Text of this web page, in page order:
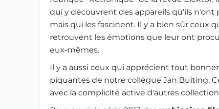
qui y découvrent des appareils qu'ils n'ont
mais qui les fascinent. Il y a bien sûr ceux
retrouvent les émotions que leur ont
eux-mêmes.
Il y a aussi ceux qui apprécient tout
piquantes de notre collègue Jan Buiting.
avec la complicité active d'autres